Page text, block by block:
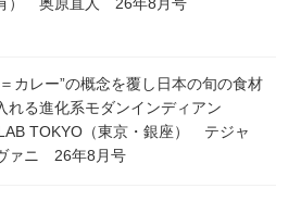
カレー”の概念を覆し日本の旬の食材
れる進化系モダンインディアン
TOKYO（東京・銀座） テジャ
ァニ 26年8月号